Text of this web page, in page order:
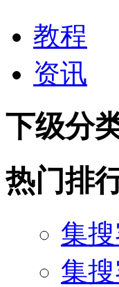
教程
资讯
下级分
热门排
集
集